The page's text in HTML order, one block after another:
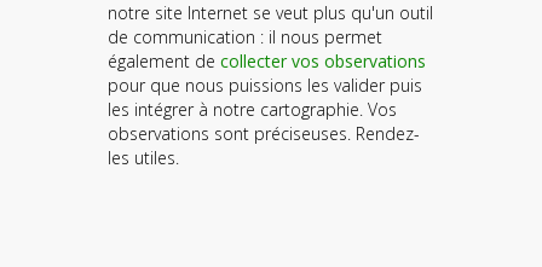
notre site Internet se veut plus qu'un outil
de communication : il nous permet
également de collecter vos observations
pour que nous puissions les valider puis
les intégrer à notre cartographie. Vos
observations sont préciseuses. Rendez-
les utiles.